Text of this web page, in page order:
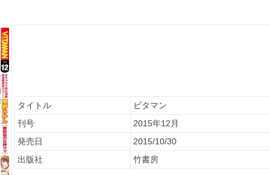
タイトル
ビタマン
刊号
2015年12月
発売日
2015/10/30
出版社
竹書房